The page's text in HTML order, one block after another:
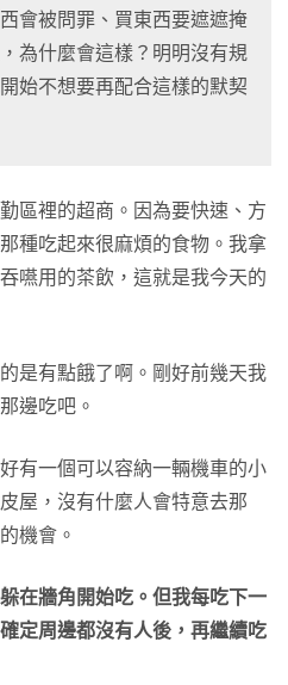
會被問罪、買東西要遮遮掩
為什麼會這樣？明明沒有規
始不想要再配合這樣的默契
區裡的超商。因為要快速、方
種吃起來很麻煩的食物。我拿
嚥用的茶飲，這就是我今天的
是有點餓了啊。剛好前幾天我
邊吃吧。
有一個可以容納一輛機車的小
屋，沒有什麼人會特意去那
機會。
在牆角開始吃。但我每吃下一
定周邊都沒有人後，再繼續吃